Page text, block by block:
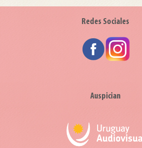
Redes Sociales
Auspician